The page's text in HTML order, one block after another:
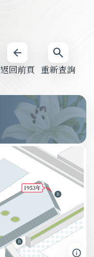
重新查詢
返回前頁